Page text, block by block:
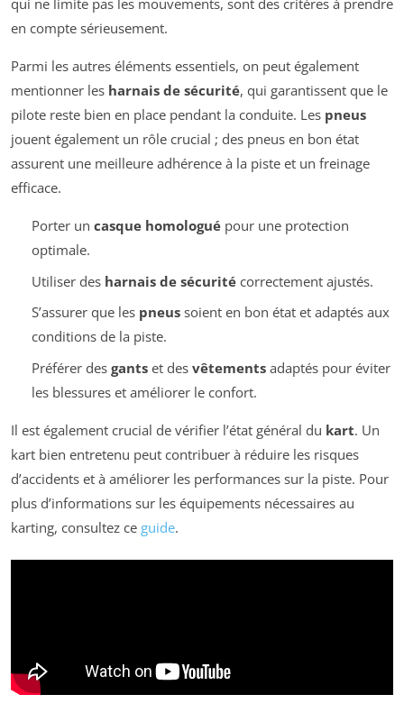
qui ne limite pas les mouvements, sont des critères à prendre
en compte sérieusement.
Parmi les autres éléments essentiels, on peut également
mentionner les harnais de sécurité, qui garantissent que le
pilote reste bien en place pendant la conduite. Les pneus
jouent également un rôle crucial ; des pneus en bon état
assurent une meilleure adhérence à la piste et un freinage
efficace.
Porter un casque homologuépour une protection
optimale.
Utiliser des harnais de sécuritécorrectement ajustés.
S’assurer que les pneussoient en bon état et adaptés aux
conditions de la piste.
Préférer des gantset des vêtementsadaptés pour éviter
les blessures et améliorer le confort.
Il est également crucial de vérifier l’état général du kart. Un
kart bien entretenu peut contribuer à réduire les risques
d’accidents et à améliorer les performances sur la piste. Pour
plus d’informations sur les équipements nécessaires au
karting, consultez ce guide.